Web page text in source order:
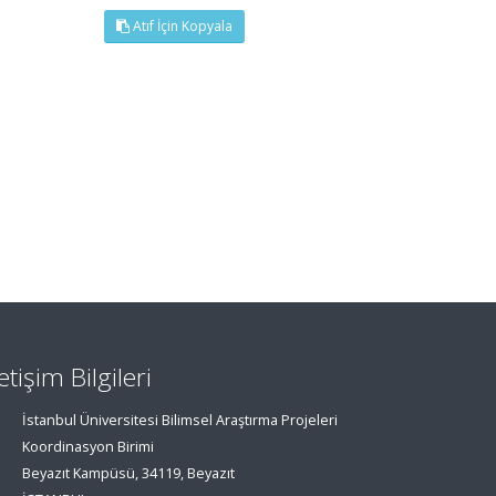
Atıf İçin Kopyala
Bilgileri
İstanbul Üniversitesi Bilimsel Araştırma Projeleri
Koordinasyon Birimi
Beyazıt Kampüsü, 34119, Beyazıt